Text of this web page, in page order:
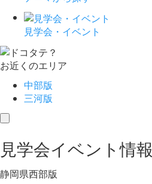
見学会・イベント
お近くのエリア
中部版
三河版
toggle
見学会イベント情報
静岡県西部版